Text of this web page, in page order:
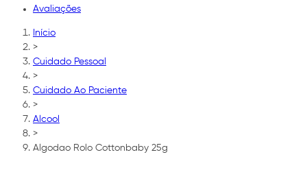
Avaliações
Início
>
Cuidado Pessoal
>
Cuidado Ao Paciente
>
Alcool
>
Algodao Rolo Cottonbaby 25g